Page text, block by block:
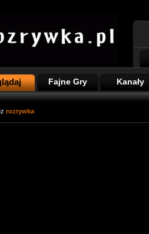
Fajne Gry Kanały
rozrywka